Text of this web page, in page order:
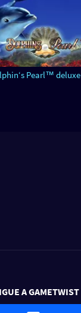
Pearl™ deluxe
A GAMETWIST